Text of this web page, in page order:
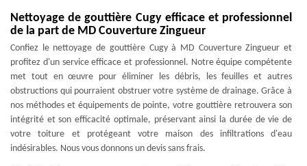
Nettoyage de gouttière Cugy efficace et professionnel
de la part de MD Couverture Zingueur
Confiez le nettoyage de gouttière Cugy à MD Couverture Zingueur et
profitez d'un service efficace et professionnel. Notre équipe compétente
met tout en œuvre pour éliminer les débris, les feuilles et autres
obstructions qui pourraient obstruer votre système de drainage. Grâce à
nos méthodes et équipements de pointe, votre gouttière retrouvera son
intégrité et son efficacité optimale, préservant ainsi la durée de vie de
votre toiture et protégeant votre maison des infiltrations d'eau
indésirables. Nous vous donnons un devis sans frais.